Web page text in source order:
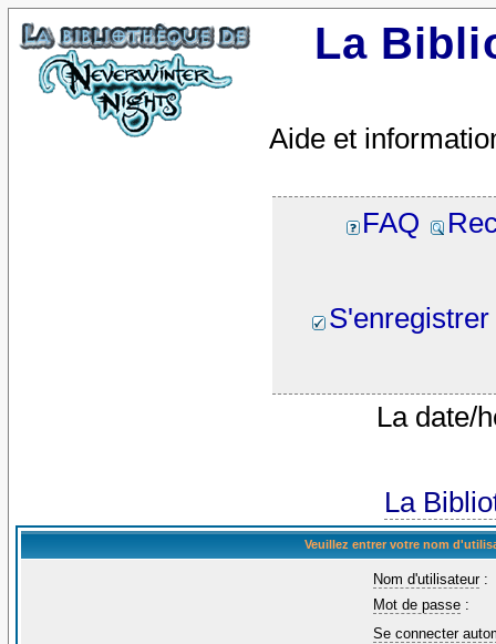
La
Aide et
FAQ
S'enregistrer
La date/
La
Veuillez entrer votre nom
Nom d'utilisateur:
Mot de passe :
Se connecter